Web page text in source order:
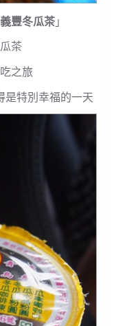
義豐冬瓜茶 」
茶
之旅
是特別幸福的一天